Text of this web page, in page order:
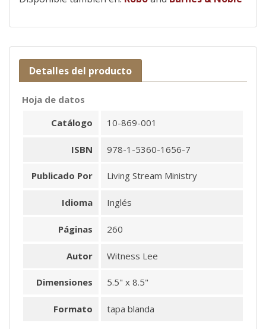
Detalles del producto
Hoja de datos
Catálogo
10-869-001
ISBN 978-1-5360-1656-7
Publicado Por Living Stream Ministry
Idioma Inglés
Páginas 260
Autor Witness Lee
Dimensiones 5.5" x 8.5"
Formato tapa blanda